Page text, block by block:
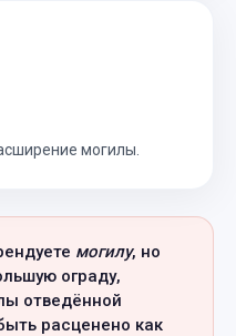
могилы.
могилу, но
ограду,
отведённой
расценено как